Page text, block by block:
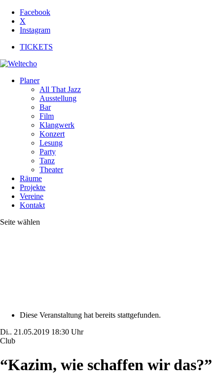
Facebook
X
Instagram
TICKETS
Planer
All That Jazz
Ausstellung
Bar
Film
Klangwerk
Konzert
Lesung
Party
Tanz
Theater
Räume
Projekte
Vereine
Kontakt
Seite wählen
Diese Veranstaltung hat bereits stattgefunden.
Di.. 21.05.2019 18:30 Uhr
Club
“Kazim, wie schaffen wir das?”